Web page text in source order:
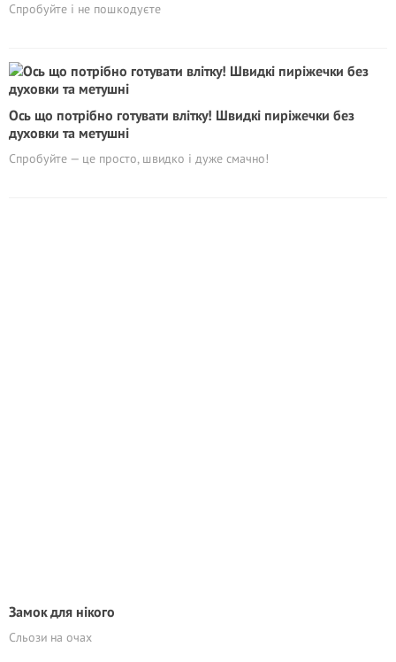
Спробуйте і не пошкодуєте
Ось що потрібно готувати влітку! Швидкі пиріжечки без
духовки та метушні
Спробуйте — це просто, швидко і дуже смачно!
Замок для нікого
Сльози на очах